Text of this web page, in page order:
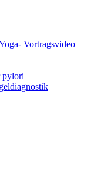
Vortragsvideo
pylori